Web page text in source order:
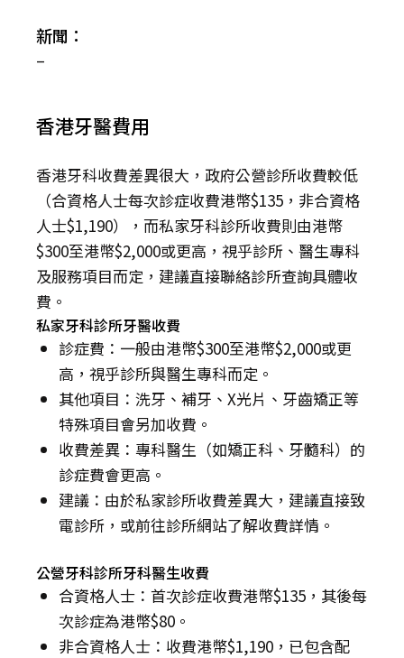
新聞：
–
香港牙醫費用
香港牙科收費差異很大，政府公營診所收費較低
（合資格人士每次診症收費港幣$135，非合資格
人士$1,190），而私家牙科診所收費則由港幣
$300至港幣$2,000或更高，視乎診所、醫生專科
及服務項目而定，建議直接聯絡診所查詢具體收
費。
私家牙科診所牙醫收費
診症費：一般由港幣$300至港幣$2,000或更
高，視乎診所與醫生專科而定。
其他項目：洗牙、補牙、X光片、牙齒矯正等
特殊項目會另加收費。
收費差異：專科醫生（如矯正科、牙髓科）的
診症費會更高。
建議：由於私家診所收費差異大，建議直接致
電診所，或前往診所網站了解收費詳情。
公營牙科診所牙科醫生收費
合資格人士：首次診症收費港幣$135，其後每
次診症為港幣$80。
非合資格人士：收費港幣$1,190，已包含配